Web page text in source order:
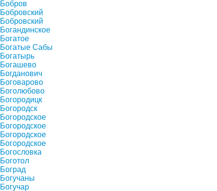
Бобров
Бобровский
Бобровский
Богандинское
Богатое
Богатые Сабы
Богатырь
Богашево
Богданович
Боговарово
Боголюбово
Богородицк
Богородск
Богородское
Богородское
Богородское
Богородское
Богословка
Боготол
Боград
Богучаны
Богучар